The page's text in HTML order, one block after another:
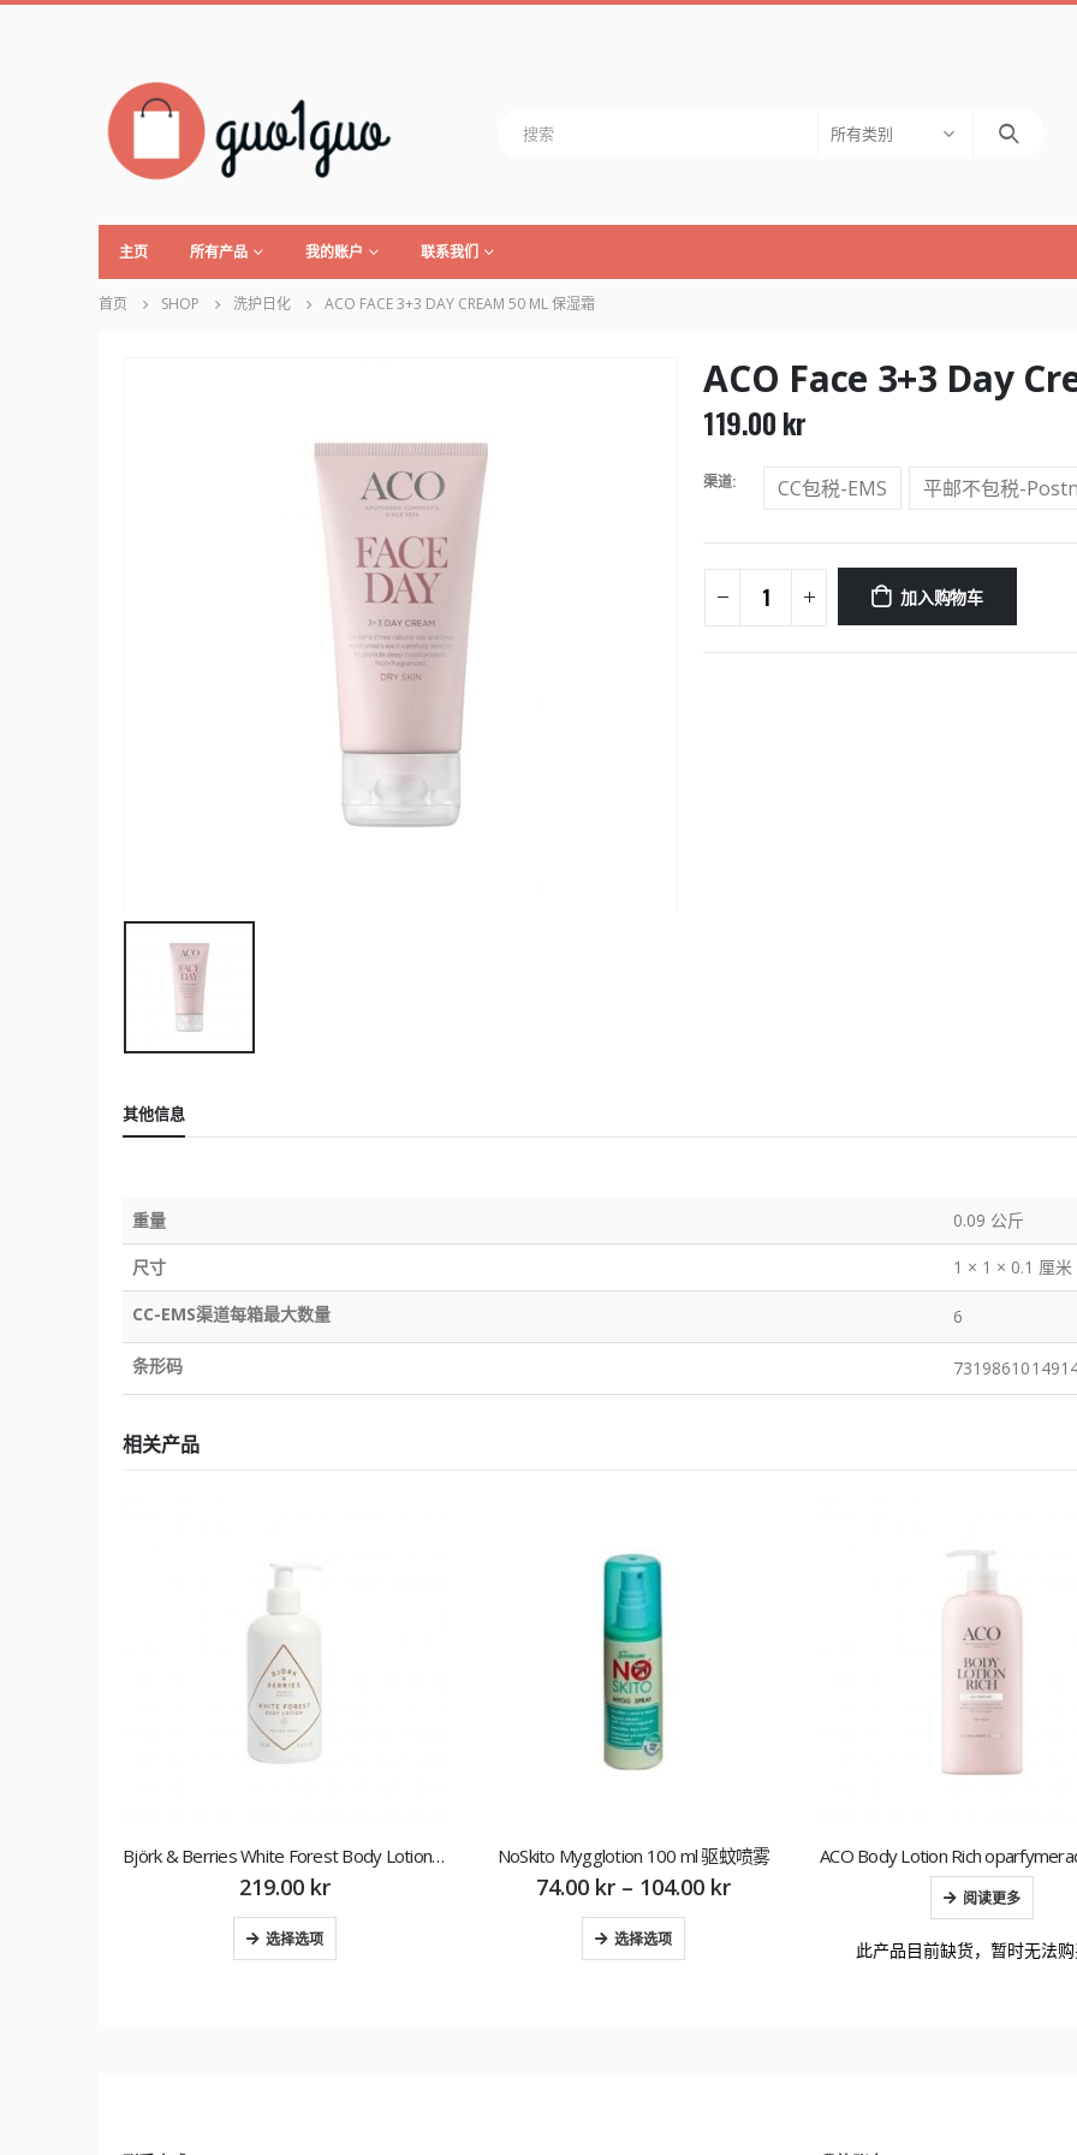
所有类别
主页 所有产品 我的账户 联系我们
首页 SHOP 洗护日化 ACO FACE 3+3 DAY CREAM 50 ML 保湿霜
ACO Face 3+3 Day
119.00kr
渠道 CC包税-EMS 平邮不包税-
加入购物车
其他信息
重量 0.09 公斤
尺寸 1 × 1 × 0.1 厘米
CC-EMS渠道每箱最大数量 6
条形码
相关产品
Björk & Berries White Forest Body Lotion 250 ml沐浴液
219.00 kr
选择选项
NoSkito Mygglotion 100 ml 驱蚊喷雾
74.00 kr – 104.00 kr
选择选项
阅读更多
此产品目前缺货，暂时无法